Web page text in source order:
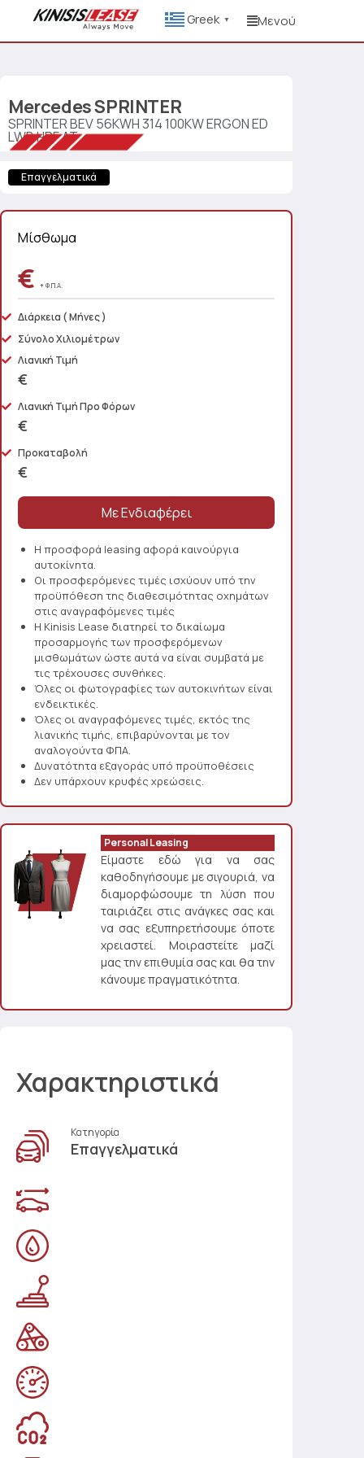
Greek ▼ Μενού
MercedesSPRINTER
SPRINTER BEV 56KWH 314 100KW ERGON ED
LWB HRF AT
Επαγγελματικά
Μίσθωμα
€ + Φ.Π.Α.
Διάρκεια ( Μήνες )
Σύνολο Χιλιομέτρων
Λιανική Τιμή
€
Λιανική Τιμή Προ Φόρων
€
Προκαταβολή
€
Η προσφορά leasing αφορά καινούργια
αυτοκίνητα.
Οι προσφερόμενες τιμές ισχύουν υπό την
προϋπόθεση της διαθεσιμότητας οχημάτων
στις αναγραφόμενες τιμές
Η Kinisis Lease διατηρεί το δικαίωμα
προσαρμογής των προσφερόμενων
μισθωμάτων ώστε αυτά να είναι συμβατά με
τις τρέχουσες συνθήκες.
Όλες οι φωτογραφίες των αυτοκινήτων είναι
ενδεικτικές.
Όλες οι αναγραφόμενες τιμές, εκτός της
λιανικής τιμής, επιβαρύνονται με τον
αναλογούντα ΦΠΑ.
Δυνατότητα εξαγοράς υπό προϋποθέσεις
Δεν υπάρχουν κρυφές χρεώσεις.
Personal Leasing
Είμαστε εδώ για να σας
καθοδηγήσουμε με σιγουριά, να
διαμορφώσουμε τη λύση που
ταιριάζει στις ανάγκες σας και
να σας εξυπηρετήσουμε όποτε
χρειαστεί. Μοιραστείτε μαζί
μας την επιθυμία σας και θα την
κάνουμε πραγματικότητα.
Χαρακτηριστικά
Κατηγορία
Επαγγελματικά